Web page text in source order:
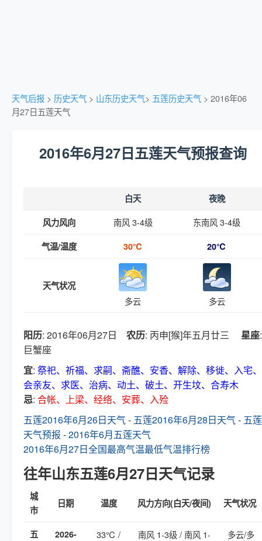
天气后报 > 历史天气 > 山东历史天气> 五莲历史天气 > 2016年06
月27日五莲天气
2016年6月27日五莲天气预报查询
白天 夜晚
风力风向 南风 3-4级 东南风 3-4级
气温/温度 30℃ 20℃
天气状况
多云 多云
阳历: 2016年06月27日 农历: 丙申[猴]年五月廿三 星座:
巨蟹座
宜: 祭祀、祈福、求嗣、斋醮、安香、解除、移徙、入宅、
会亲友、求医、治病、动土、破土、开生坟、合寿木
忌: 合帐、上梁、经络、安葬、入殓
五莲2016年6月26日天气- 五莲2016年6月28日天气- 五莲
天气预报 -2016年6月五莲天气
2016年6月27日全国最高气温最低气温排行榜
往年山东五莲6月27日天气记录
城
市
日期 温度 风力方向(白天/夜间) 天气状况
五
2026-
33℃ /
南风 1-3级 / 南风 1-
多云/多